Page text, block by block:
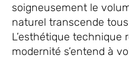
soigneusement le
naturel transcende
L’esthétique technique
modernité s’entend à